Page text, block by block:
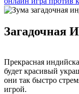
Загадочная
Прекрасная
будет красивый
они так быстро
игрой.